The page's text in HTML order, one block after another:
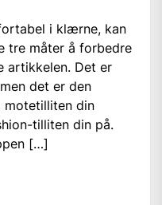
i klærne, kan
tre måter å forbedre
artikkelen. Det er
det er den
din
tilliten din på.
[…]